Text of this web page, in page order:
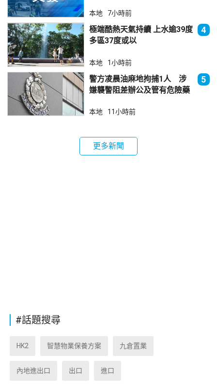
本地 7小時前
極端酷熱天氣持續 上水逾39度
多區37度或以
4
本地 1小時前
警方凌晨油麻地拘捕1人 涉
嫌襲警阻差辦公及管有危險藥
5
本地 11小時前
更多新聞
#話題搜尋
HK2 智慧物業保養方案 九倉置業
內地進出口 出口 進口